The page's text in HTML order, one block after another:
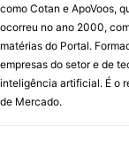
como Cotan e ApoVoos,
ocorreu no ano 2000,
matérias do Portal.
empresas do setor e de
inteligência artificial. É o
de Mercado.